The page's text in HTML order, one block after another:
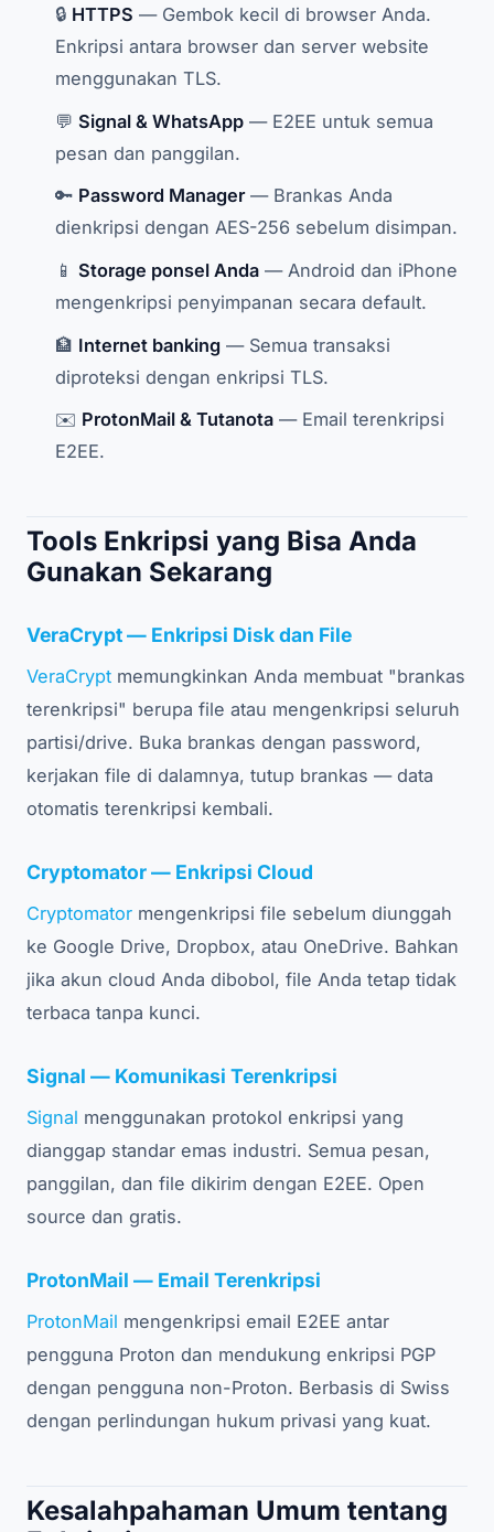
🔒 HTTPS — Gembok kecil di browser Anda.
Enkripsi antara browser dan server website
menggunakan TLS.
💬 Signal & WhatsApp— E2EE untuk semua
pesan dan panggilan.
🔑 Password Manager— Brankas Anda
dienkripsi dengan AES-256 sebelum disimpan.
📱 Storage ponsel Anda— Android dan iPhone
mengenkripsi penyimpanan secara default.
🏦 Internet banking— Semua transaksi
diproteksi dengan enkripsi TLS.
✉️ ProtonMail & Tutanota— Email terenkripsi
E2EE.
Tools Enkripsi yang Bisa Anda
Gunakan Sekarang
VeraCrypt — Enkripsi Disk dan File
VeraCrypt memungkinkan Anda membuat "brankas
terenkripsi" berupa file atau mengenkripsi seluruh
partisi/drive. Buka brankas dengan password,
kerjakan file di dalamnya, tutup brankas — data
otomatis terenkripsi kembali.
Cryptomator — Enkripsi Cloud
Cryptomator mengenkripsi file sebelum diunggah
ke Google Drive, Dropbox, atau OneDrive. Bahkan
jika akun cloud Anda dibobol, file Anda tetap tidak
terbaca tanpa kunci.
Signal — Komunikasi Terenkripsi
Signal menggunakan protokol enkripsi yang
dianggap standar emas industri. Semua pesan,
panggilan, dan file dikirim dengan E2EE. Open
source dan gratis.
ProtonMail — Email Terenkripsi
ProtonMail mengenkripsi email E2EE antar
pengguna Proton dan mendukung enkripsi PGP
dengan pengguna non-Proton. Berbasis di Swiss
dengan perlindungan hukum privasi yang kuat.
Kesalahpahaman Umum tentang